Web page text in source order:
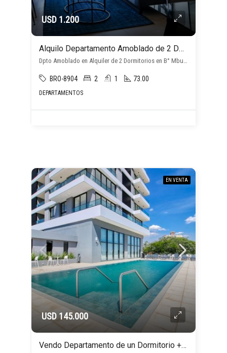
USD 1.200
Alquilo Departamento Amoblado de 2 Dormitorios en Barrio Mburucuyá
Dpto Amoblado en Alquiler de 2 Dormitorios en B° Mburucuya, Mburucuyá, Asunción D.C.
BRO-8904 2 1 73.00
DEPARTAMENTOS
EN VENTA
USD 145.000
Vendo Departamento de un Dormitorio + cochera en Mburucuyá